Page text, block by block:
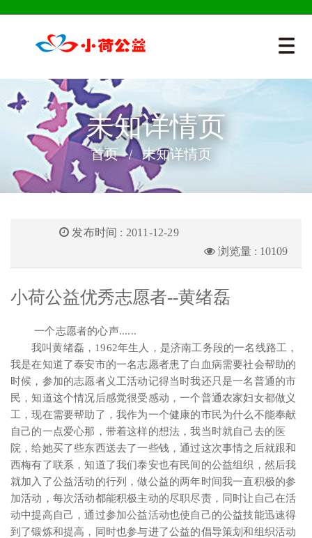
未知详情页
首页 未知详情页
发布时间 : 2011-12-29
浏览量 : 10109
小荷公益优秀志愿者--黄绪磊
一个志愿者的心声......
我叫黄绪磊，1962年生人，是济南工务段的一名线路工，
我是在知道了泰安市的一名志愿者患了白血病需要社会帮助的
时候，参加的志愿者义工活动记得当时我还只是一名普通的市
民，知道这个情况后感觉很受感动，一个普通农家妇女都做义
工，现在需要帮助了，我作为一个健康的市民为什么不能奉献
自己的一点爱心那，带着这样的想法，我当时就自己去的医
院，给她买了些东西送去了一些钱，通过这次事情之后就跟和
西梅有了联系，知道了我们泰安也有民间的公益组织，然后我
就加入了公益活动的行列，做公益的两年时间我一直积极的参
加活动，每次活动都能积极主动的尽职尽责，同时让自己在活
动中提高自己，通过参加公益活动也使自己的公益技能迅速得
到了锻炼和提高，同时也参与进了公益的倡导策划和组织活动